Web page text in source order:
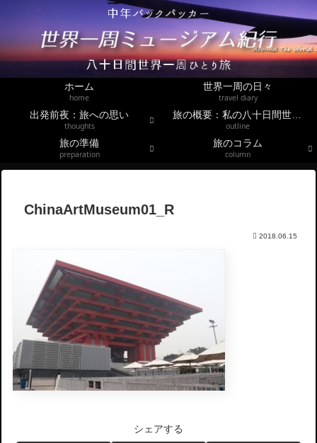
ホーム
home
世界一周の日々
travel diary
出発前夜：旅への思い
thoughts
旅の概要：私の八十日間世界一周
outline
旅の準備
preparation
旅のコラム
column
ChinaArtMuseum01_R
2018.06.15
シェアする